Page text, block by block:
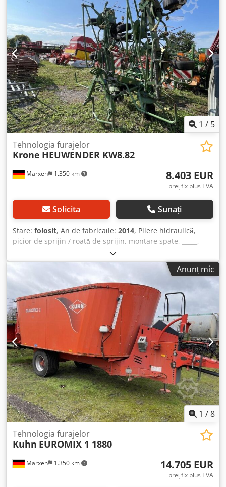
1 / 5
Marxen 1.350 km
Tehnologia furajelor
Krone HEUWENDER KW8.82
8.403 EUR
preț fix plus TVA
Solicita Sunați
Stare: folosit, An de fabricație: 2014, Pliere hidraulică,
picior de sprijin / roată de sprijin, montare spate, _____,
sistem hidraulic de deplasare oblică, transmisii pentru
trecerea de la tamburi/rotori, stare bună Crjdpfx Aoqrrrroh
Anunț mic
1 /8
Marxen 1.350 km
Tehnologia furajelor
Kuhn EUROMIX 1 1880
14.705 EUR
preț fix plus TVA